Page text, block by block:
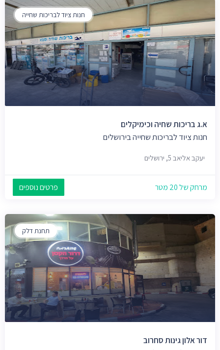
חנות ציוד לבריכות שחייה
א.ג בריכות שחיה וכימיקלים
חנות ציוד לבריכות שחייה בירושלים
יעקב אליאב 5, ירושלים
מרחק של 20 מטר פרטים נוספים
תחנת דלק
דור אלון גינות סחרוב